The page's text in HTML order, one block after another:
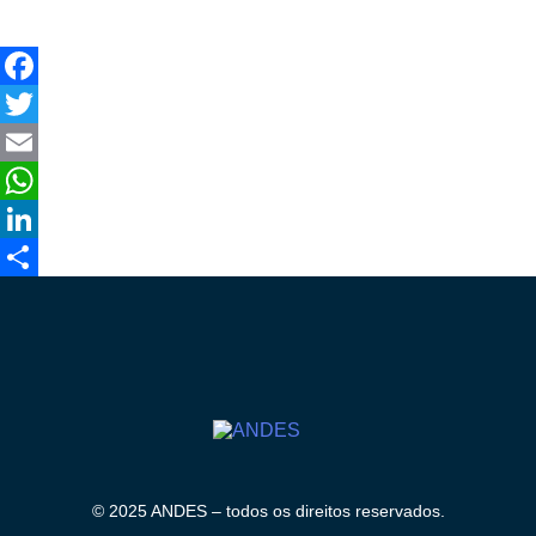
Facebook
Twitter
Email
WhatsApp
LinkedIn
© 2025 ANDES – todos os direitos reservados.